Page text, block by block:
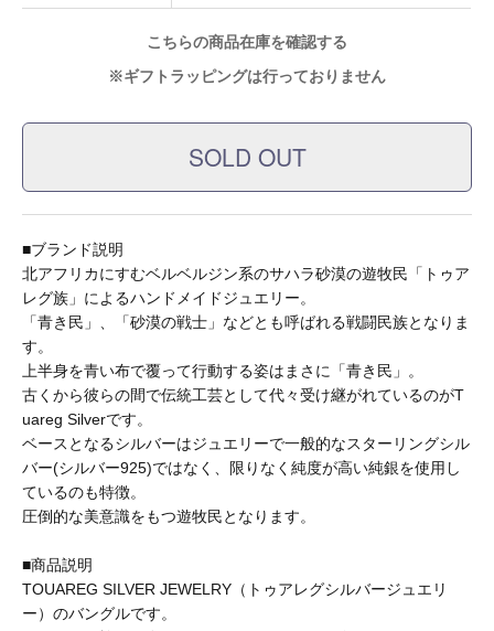
こちらの商品在庫を確認する
※ギフトラッピングは行っておりません
■ブランド説明
北アフリカにすむベルベルジン系のサハラ砂漠の遊牧民「トゥア
レグ族」によるハンドメイドジュエリー。
「青き民」、「砂漠の戦士」などとも呼ばれる戦闘民族となりま
す。
上半身を青い布で覆って行動する姿はまさに「青き民」。
古くから彼らの間で伝統工芸として代々受け継がれているのがT
uareg Silverです。
ベースとなるシルバーはジュエリーで一般的なスターリングシル
バー(シルバー925)ではなく、限りなく純度が高い純銀を使用し
ているのも特徴。
圧倒的な美意識をもつ遊牧民となります。
■商品説明
TOUAREG SILVER JEWELRY（トゥアレグシルバージュエリ
ー）のバングルです。
A.KJAERBEDE
alk phenix
ANACHRONORM
ARMY TWILL
B.A.F(Brooklyn Armed Forces Inc.)
BAGABOO